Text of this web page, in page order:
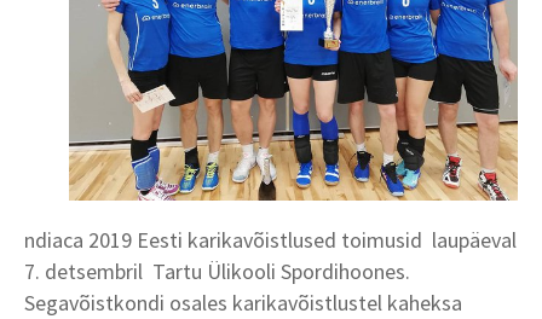
ndiaca 2019 Eesti karikavõistlused toimusid laupäeval
7. detsembril Tartu Ülikooli Spordihoones.
Segavõistkondi osales karikavõistlustel kaheksa